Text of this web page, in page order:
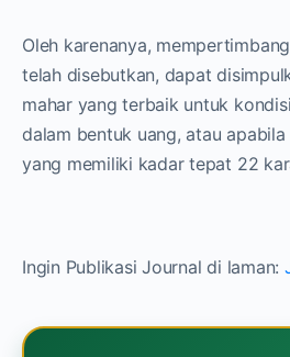
Oleh karenanya,
telah disebutkan, dapat
mahar yang terbaik untuk
dalam bentuk uang, atau
yang memiliki kadar tepat 22
Ingin Publikasi Journal di laman: